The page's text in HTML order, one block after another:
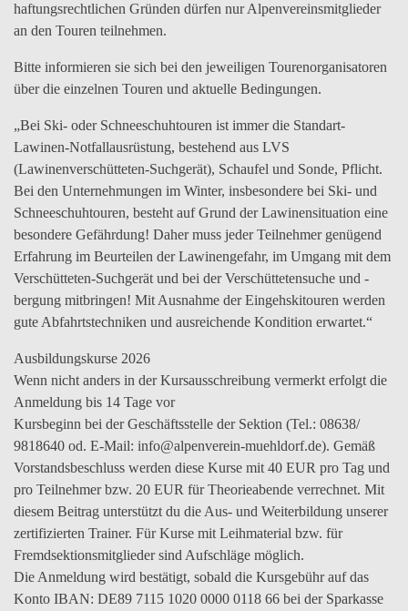
haftungsrechtlichen Gründen dürfen nur Alpenvereinsmitglieder
an den Touren teilnehmen.
Bitte informieren sie sich bei den jeweiligen Tourenorganisatoren
über die einzelnen Touren und aktuelle Bedingungen.
„Bei Ski- oder Schneeschuhtouren ist immer die Standart-
Lawinen-Notfallausrüstung, bestehend aus LVS
(Lawinenverschütteten-Suchgerät), Schaufel und Sonde, Pflicht.
Bei den Unternehmungen im Winter, insbesondere bei Ski- und
Schneeschuhtouren, besteht auf Grund der Lawinensituation eine
besondere Gefährdung! Daher muss jeder Teilnehmer genügend
Erfahrung im Beurteilen der Lawinengefahr, im Umgang mit dem
Verschütteten-Suchgerät und bei der Verschüttetensuche und -
bergung mitbringen! Mit Ausnahme der Eingehskitouren werden
gute Abfahrtstechniken und ausreichende Kondition erwartet.“
Ausbildungskurse 2026
Wenn nicht anders in der Kursausschreibung vermerkt erfolgt die
Anmeldung bis 14 Tage vor
Kursbeginn bei der Geschäftsstelle der Sektion (Tel.: 08638/
9818640 od. E-Mail: info@alpenverein-muehldorf.de). Gemäß
Vorstandsbeschluss werden diese Kurse mit 40 EUR pro Tag und
pro Teilnehmer bzw. 20 EUR für Theorieabende verrechnet. Mit
diesem Beitrag unterstützt du die Aus- und Weiterbildung unserer
zertifizierten Trainer. Für Kurse mit Leihmaterial bzw. für
Fremdsektionsmitglieder sind Aufschläge möglich.
Die Anmeldung wird bestätigt, sobald die Kursgebühr auf das
Konto IBAN: DE89 7115 1020 0000 0118 66 bei der Sparkasse